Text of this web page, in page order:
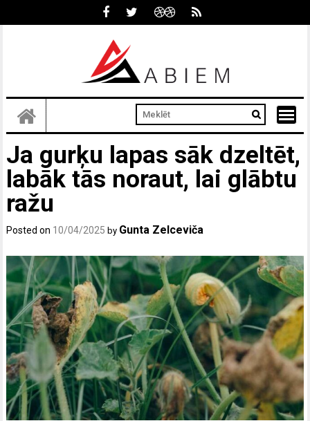
Ja gurķu lapas sāk dzeltēt,
labāk tās noraut, lai glābtu
ražu
Posted on 10/04/2025 by Gunta Zelceviča